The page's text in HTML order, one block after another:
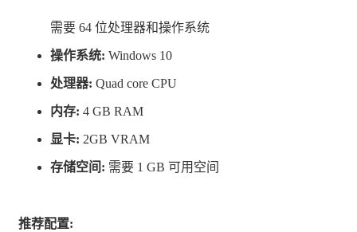
- 操作方式基于样条曲线，独树一帜
- 视觉效果治愈，声音效果恬静，会随着曲线的变化而变
- 关卡推进灵活，更有提示系统，让你能够随意按照自己
的节奏游戏
- 游戏体验流畅，没有时间限制，也不用考虑得分，也不
- 支持Steam Deck的触屏操作，支持PC的键鼠操作
需要 64 位处理器和操作系统
操作系统: Windows 10
处理器: Quad core CPU
内存: 4 GB RAM
显卡: 2GB VRAM
存储空间: 需要 1 GB 可用空间
推荐配置: